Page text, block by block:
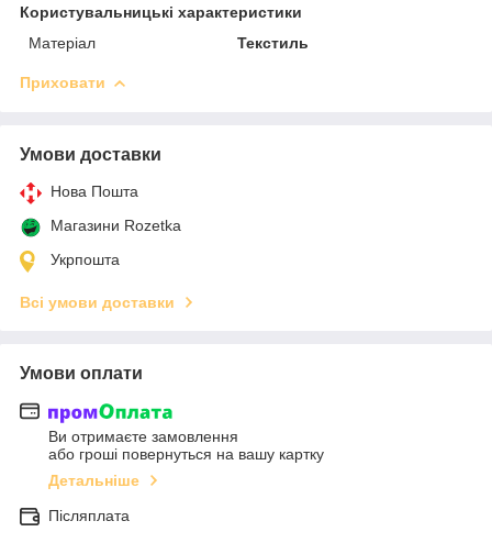
Користувальницькі характеристики
Матеріал
Текстиль
Приховати
Умови доставки
Нова Пошта
Магазини Rozetka
Укрпошта
Всі умови доставки
Умови оплати
Ви отримаєте замовлення
або гроші повернуться на вашу картку
Детальніше
Післяплата